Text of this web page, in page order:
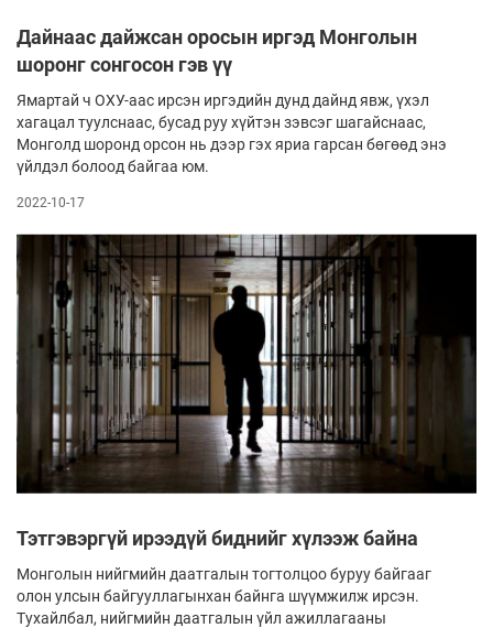
Дайнаас дайжсан оросын иргэд Монголын
шоронг сонгосон гэв үү
Ямартай ч ОХУ-аас ирсэн иргэдийн дунд дайнд явж, үхэл
хагацал туулснаас, бусад руу хүйтэн зэвсэг шагайснаас,
Монголд шоронд орсон нь дээр гэх яриа гарсан бөгөөд энэ
үйлдэл болоод байгаа юм.
2022-10-17
Тэтгэвэргүй ирээдүй биднийг хүлээж байна
Монголын нийгмийн даатгалын тогтолцоо буруу байгааг
олон улсын байгууллагынхан байнга шүүмжилж ирсэн.
Тухайлбал, нийгмийн даатгалын үйл ажиллагааны